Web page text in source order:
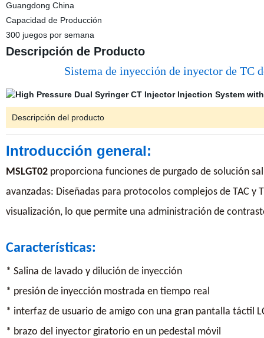
Guangdong China
Capacidad de Producción
300 juegos por semana
Descripción de Producto
Sistema de inyección de inyector de TC
Descripción del producto
Introducción general:
MSLGT02proporciona funciones de purgado de solución
avanzadas: Diseñadas para protocolos complejos de TAC
visualización, lo que permite una administración de
Características:
* Salina de lavado y dilución de inyección
* presión de inyección mostrada en tiempo real
* interfaz de usuario de amigo con una gran pantalla táctil
* brazo del inyector giratorio en un pedestal móvil